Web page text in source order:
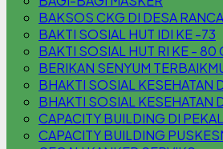
BAKSOS CKG DI DESA
BAKTI SOSIAL HUT IDI KE -73
BAKTI SOSIAL HUT RI KE - 80
BERIKAN SENYUM
BHAKTI SOSIAL KESEHATAN
BHAKTI SOSIAL KESEHATAN
CAPACITY BUILDING DI
CAPACITY BUILDING